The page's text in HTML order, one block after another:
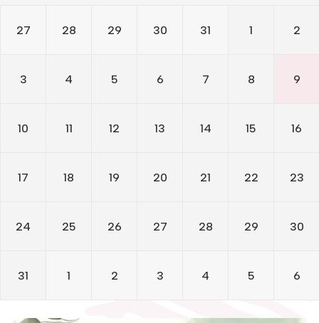
Klubai
Literatų klubas „Polėkis“
Bibliotekos 70-metis
27 28 29 30 31 1 2
3 4 5 6 7 8 9
10 11 12 13 14 15 16
17 18 19 20 21 22 23
24 25 26 27 28 29 30
31 1 2 3 4 5 6